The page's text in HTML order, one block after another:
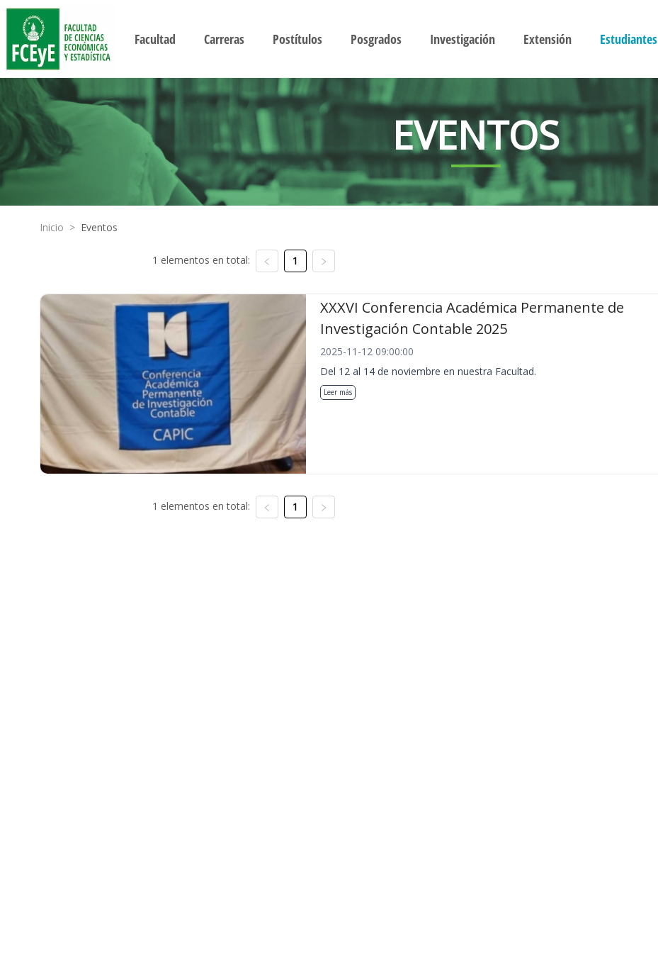
Facultad Carreras Postítulos Posgrados Investigación Extensión Estudiantes
EVENTOS
Inicio > Eventos
1 elementos en total: 1
XXXVI Conferencia Académica Permanente de
Investigación Contable 2025
2025-11-12 09:00:00
Del 12 al 14 de noviembre en nuestra Facultad.
Leer más
1 elementos en total: 1